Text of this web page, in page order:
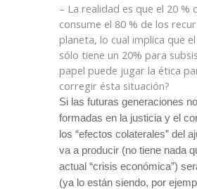
– La realidad es que el 20 %
consume el 80 % de los
planeta, lo cual implica que
sólo tiene un 20% para
papel puede jugar la ética
corregir ésta situación?
Si las futuras generaciones
formadas en la justicia y el
los “efectos colaterales” del
va a producir (no tiene nada
actual “crisis económica”)
(ya lo están siendo, por